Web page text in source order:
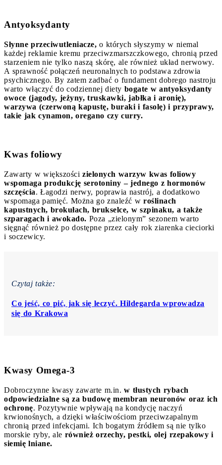
Antyoksydanty
Słynne przeciwutleniacze, o których słyszymy w niemal
każdej reklamie kremu przeciwzmarszczkowego, chronią przed
starzeniem nie tylko naszą skórę, ale również układ nerwowy.
A sprawność połączeń neuronalnych to podstawa zdrowia
psychicznego. By zatem zadbać o fundament dobrego nastroju
warto włączyć do codziennej diety bogate w antyoksydanty
owoce (jagody, jeżyny, truskawki, jabłka i aronię),
warzywa (czerwoną kapustę, buraki i fasolę) i przyprawy,
takie jak cynamon, oregano czy curry.
Kwas foliowy
Zawarty w większości zielonych warzyw kwas foliowy
wspomaga produkcję serotoniny – jednego z hormonów
szczęścia. Łagodzi nerwy, poprawia nastrój, a dodatkowo
wspomaga pamięć. Można go znaleźć w roślinach
kapustnych, brokułach, brukselce, w szpinaku, a także
szparagach i awokado. Poza „zielonym” sezonem warto
sięgnąć również po dostępne przez cały rok ziarenka cieciorki
i soczewicy.
Czytaj także:
Co jeść, co pić, jak się leczyć. Hildegarda wprowadza
się do Krakowa
Kwasy Omega-3
Dobroczynne kwasy zawarte m.in. w tłustych rybach
odpowiedzialne są za budowę membran neuronów oraz ich
ochronę. Pozytywnie wpływają na kondycję naczyń
krwionośnych, a dzięki właściwościom przeciwzapalnym
chronią przed infekcjami. Ich bogatym źródłem są nie tylko
morskie ryby, ale również orzechy, pestki, olej rzepakowy i
siemię lniane.